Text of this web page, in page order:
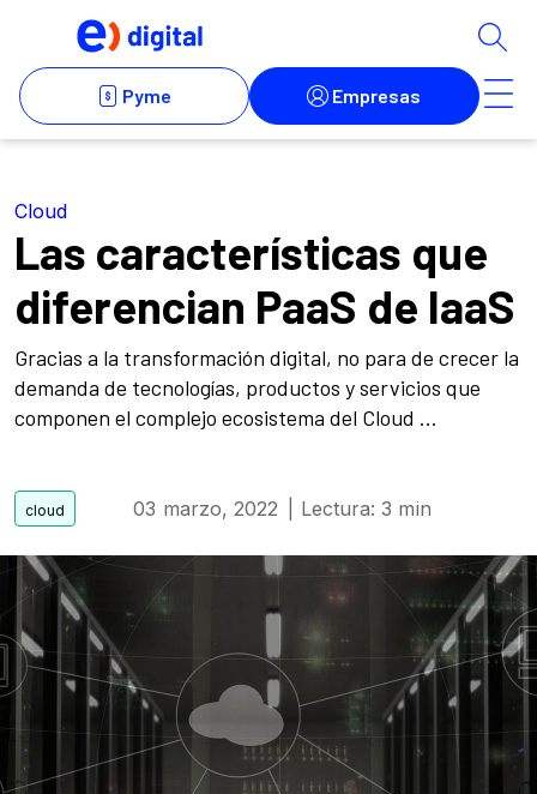
Cloud
Las características que
diferencian PaaS de IaaS
Gracias a la transformación digital, no para de crecer la
demanda de tecnologías, productos y servicios que
componen el complejo ecosistema del Cloud ...
03 marzo, 2022 | Lectura: 3 min